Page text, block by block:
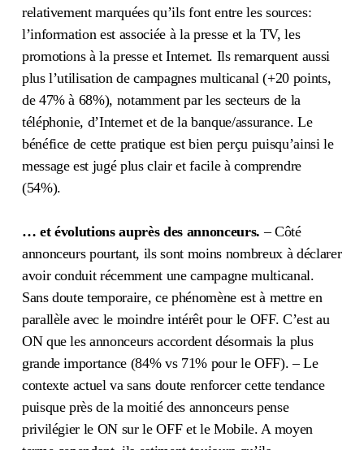
relativement marquées qu’ils font entre les sources:
l’information est associée à la presse et la TV, les
promotions à la presse et Internet. Ils remarquent aussi
plus l’utilisation de campagnes multicanal (+20 points,
de 47% à 68%), notamment par les secteurs de la
téléphonie, d’Internet et de la banque/assurance. Le
bénéfice de cette pratique est bien perçu puisqu’ainsi le
message est jugé plus clair et facile à comprendre
(54%).
… et évolutions auprès des annonceurs. – Côté
annonceurs pourtant, ils sont moins nombreux à déclarer
avoir conduit récemment une campagne multicanal.
Sans doute temporaire, ce phénomène est à mettre en
parallèle avec le moindre intérêt pour le OFF. C’est au
ON que les annonceurs accordent désormais la plus
grande importance (84% vs 71% pour le OFF). – Le
contexte actuel va sans doute renforcer cette tendance
puisque près de la moitié des annonceurs pense
privilégier le ON sur le OFF et le Mobile. A moyen